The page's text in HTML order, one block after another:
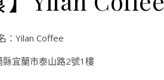
：Yilan Coffee
縣宜蘭市泰山路2號1樓